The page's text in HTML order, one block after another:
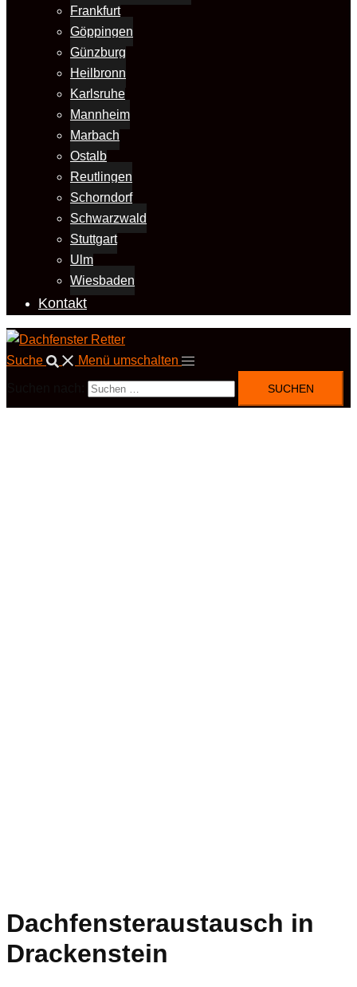
Frankfurt
Göppingen
Günzburg
Heilbronn
Karlsruhe
Mannheim
Marbach
Ostalb
Reutlingen
Schorndorf
Schwarzwald
Stuttgart
Ulm
Wiesbaden
Kontakt
Suche Menü umschalten
Dachfensteraustausch in
Drackenstein